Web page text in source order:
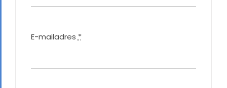
E-mailadres *